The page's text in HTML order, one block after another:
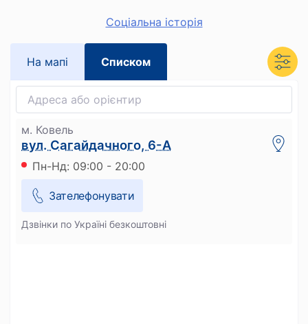
Cоціальна історія
На мапi Списком
м. Ковель
вул. Сагайдачного, 6-А
Пн-Нд: 09:00 - 20:00
Зателефонувати
Дзвінки по Україні безкоштовні